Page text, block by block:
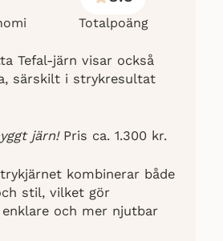
Totalpoäng
Tefal-järn visar också
särskilt i strykresultat
järn!Pris ca. 1.300 kr.
kombinerar både
stil, vilket gör
och mer njutbar